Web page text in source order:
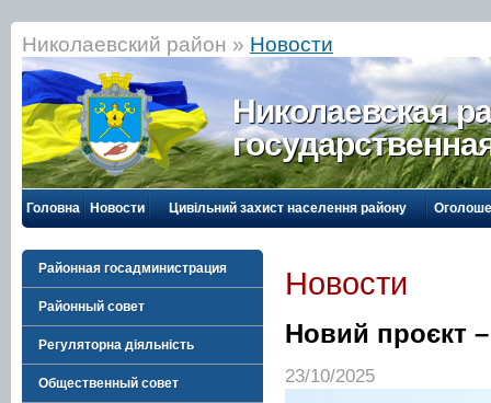
Николаевский район » Новости
Николаевская
Головна Новости Цивільний захист населення району
Районная госадминистрация
Районный совет
Регуляторна діяльність
Общественный совет
Новости
Новий проєкт
23/10/2025